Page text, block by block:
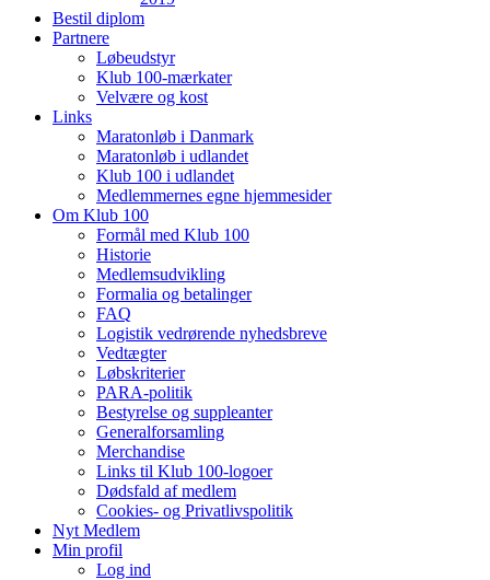
Bestil diplom
Partnere
Løbeudstyr
Klub 100-mærkater
Velvære og kost
Links
Maratonløb i Danmark
Maratonløb i udlandet
Klub 100 i udlandet
Medlemmernes egne hjemmesider
Om Klub 100
Formål med Klub 100
Historie
Medlemsudvikling
Formalia og betalinger
FAQ
Logistik vedrørende nyhedsbreve
Vedtægter
Løbskriterier
PARA-politik
Bestyrelse og suppleanter
Generalforsamling
Merchandise
Links til Klub 100-logoer
Dødsfald af medlem
Cookies- og Privatlivspolitik
Nyt Medlem
Min profil
Log ind